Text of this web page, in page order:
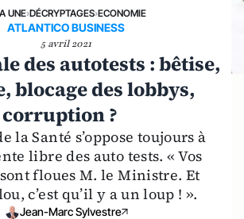
UNE›DÉCRYPTAGES›ECONOMIE
ATLANTICO BUSINESS
5 avril 2021
des autotests : bêtise,
blocage des lobbys,
?
la Santé s’oppose toujours à
libre des auto tests. « Vos
floues M. le Ministre. Et
c’est qu’il y a un loup ! ».
Jean-Marc Sylvestre